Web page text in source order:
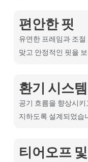
편안한 핏
유연한 프레임과 조
맞고 안정적인 핏을
환기 시스템
공기 흐름을 향상시
지하도록 설계되었습
티어오프